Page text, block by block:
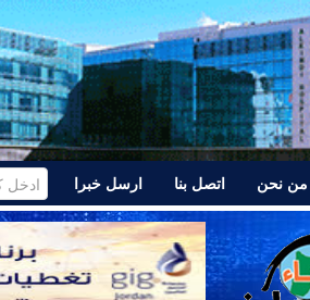
من نحن اتصل بنا ارسل خبرا